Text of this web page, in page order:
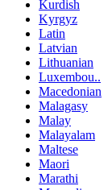
Kurdish
Kyrgyz
Latin
Latvian
Lithuanian
Luxembou..
Macedonian
Malagasy
Malay
Malayalam
Maltese
Maori
Marathi